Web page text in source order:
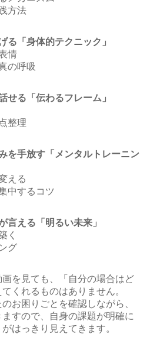
方法
る「身体的テクニック」
情
の呼吸
せる「伝わるフレーム」
整理
を手放す「メンタルトレーニン
える
中するコツ
言える「明るい未来」
く
グ
を見ても、「自分の場合はど
くれるものはありません。
お困りごとを確認しながら、
すので、自身の課題が明確に
はっきり見えてきます。